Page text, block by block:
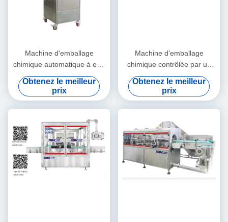
Machine d'emballage
chimique automatique à eau
froide Machine d'étanchéité
par induction de feuille
d'aluminium
Obtenez le meilleur
prix
Machine d'emballage
chimique contrôlée par un
PLC Déchiffreur automatique
de bouteille carrée
Obtenez le meilleur
prix